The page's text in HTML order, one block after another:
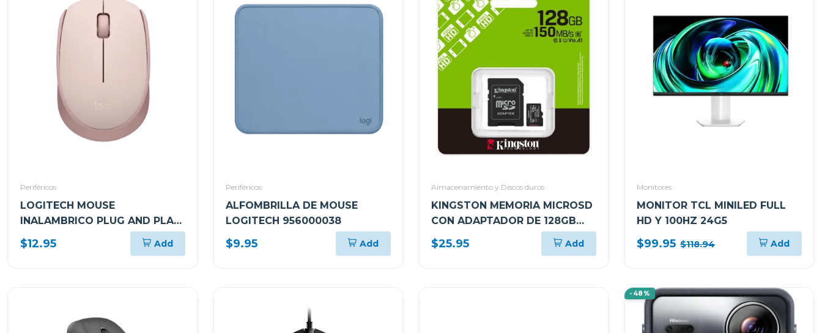
Periféricos
LOGITECH MOUSE
INALAMBRICO PLUG AND PLAY
ROSADO M170
$12.95 Add
Periféricos
ALFOMBRILLA DE MOUSE
LOGITECH 956000038
$9.95 Add
Almacenamiento y Discos duros
KINGSTON MEMORIA MICROSD
CON ADAPTADOR DE 128GB
SDCS3128GB
$25.95 Add
Monitores
MONITOR TCL MINILED FULL
HD Y 100HZ 24G5
$99.95 $118.94 Add
-48%